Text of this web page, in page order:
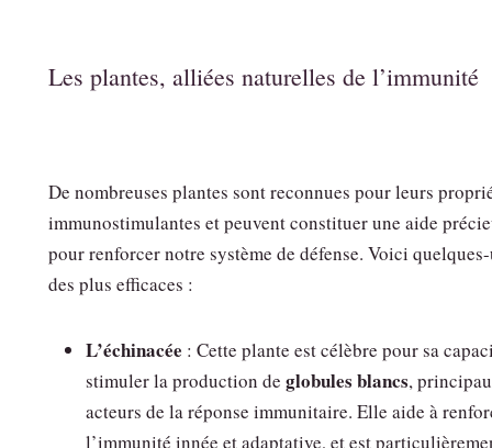
Les plantes, alliées naturelles de l’immunité
De nombreuses plantes sont reconnues pour leurs
immunostimulantes et peuvent constituer une aide
pour renforcer notre système de défense. Voici
des plus efficaces :
L’échinacée : Cette plante est célèbre pour sa
stimuler la production de globules blancs,
acteurs de la réponse immunitaire. Elle aide à
l’immunité innée et adaptative, et est